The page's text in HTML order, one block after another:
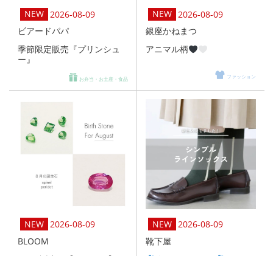
2026-08-09
ビアードパパ
季節限定販売『プリンシュ
ー』
お弁当・お土産・食品
2026-08-09
銀座かねまつ
アニマル柄
ファッション
2026-08-09
BLOOM
2026-08-09
靴下屋